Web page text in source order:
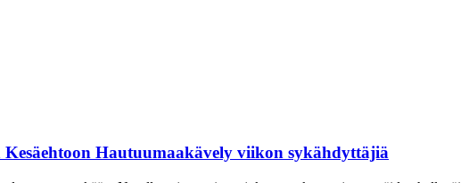
Hautuumaakävely viikon sykähdyttäjiä